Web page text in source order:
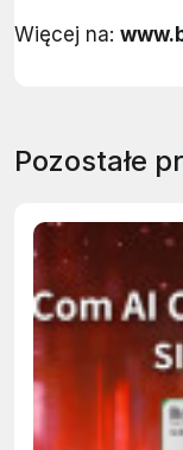
Więcej na:
Pozostałe